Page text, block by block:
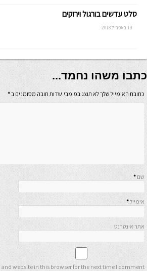
סלט עדשים בורגול וירוקים
19 באפריל 2018
כתבו משהו נחמד...
כתובת האימייל שלך לא תוצג בפומבי.שדות חובה מסומנים ב*
שם *
אימייל*
אתר אינטרנט
website in this browser for the next time I comment.